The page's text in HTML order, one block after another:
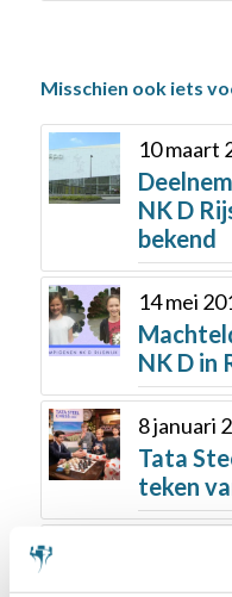
Misschien ook iets
10 maart
NK D
bekend
14 mei
NK D in
8 januari
Tata
teken